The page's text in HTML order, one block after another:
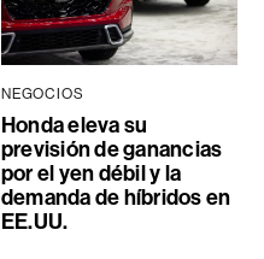
NEGOCIOS
Honda eleva su
previsión de ganancias
por el yen débil y la
demanda de híbridos en
EE.UU.